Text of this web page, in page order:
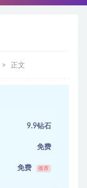
正文
9.9钻石
免费
免费 推荐